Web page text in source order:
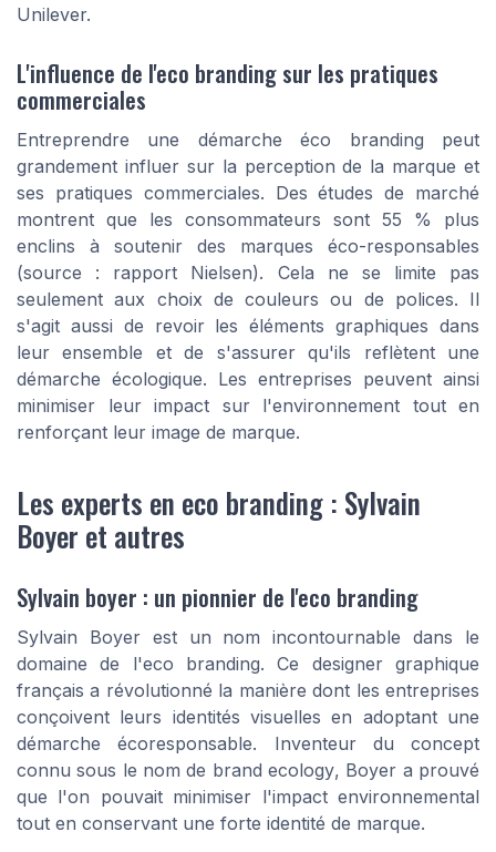
Unilever.
L'influence de l'eco branding sur les pratiques
commerciales
Entreprendre une démarche éco branding peut
grandement influer sur la perception de la marque et
ses pratiques commerciales. Des études de marché
montrent que les consommateurs sont 55 % plus
enclins à soutenir des marques éco-responsables
(source : rapport Nielsen). Cela ne se limite pas
seulement aux choix de couleurs ou de polices. Il
s'agit aussi de revoir les éléments graphiques dans
leur ensemble et de s'assurer qu'ils reflètent une
démarche écologique. Les entreprises peuvent ainsi
minimiser leur impact sur l'environnement tout en
renforçant leur image de marque.
Les experts en eco branding : Sylvain
Boyer et autres
Sylvain boyer : un pionnier de l'eco branding
Sylvain Boyer est un nom incontournable dans le
domaine de l'eco branding. Ce designer graphique
français a révolutionné la manière dont les entreprises
conçoivent leurs identités visuelles en adoptant une
démarche écoresponsable. Inventeur du concept
connu sous le nom de brand ecology, Boyer a prouvé
que l'on pouvait minimiser l'impact environnemental
tout en conservant une forte identité de marque.